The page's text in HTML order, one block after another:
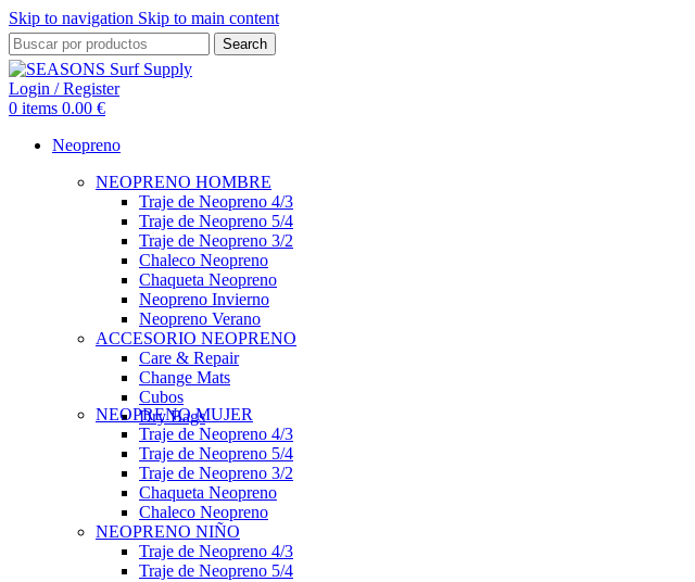
Skip to navigation Skip to main content
Search
Login / Register
0 items 0.00 €
Neopreno
NEOPRENO HOMBRE
Traje de Neopreno 4/3
Traje de Neopreno 5/4
Traje de Neopreno 3/2
Chaleco Neopreno
Chaqueta Neopreno
Neopreno Invierno
Neopreno Verano
ACCESORIO NEOPRENO
Care & Repair
Change Mats
Cubos
Dry Bags
NEOPRENO MUJER
Traje de Neopreno 4/3
Traje de Neopreno 5/4
Traje de Neopreno 3/2
Chaqueta Neopreno
Chaleco Neopreno
NEOPRENO NIÑO
Traje de Neopreno 4/3
Traje de Neopreno 5/4